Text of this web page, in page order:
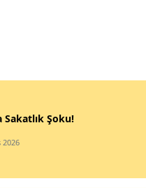
Sakatlık Şoku!
2026